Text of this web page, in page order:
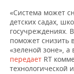
ВОЛЕЙБОЛ
КИБЕРСПОРТ
ФИГУРНОЕ
ИСТОРИЯ
КУЛЬТУРА
МЕДИЦИНА
СПИСОК
СПИСОК
ПОЛНАЯ ВЕРСИЯ
«Система может
детских садах,
госучреждениях.
поможет снизить
«зеленой зоне»,
передает RT
технологической